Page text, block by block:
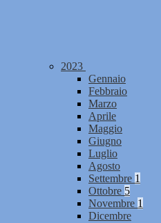
2023
Gennaio
Febbraio
Marzo
Aprile
Maggio
Giugno
Luglio
Agosto
Settembre 1
Ottobre 5
Novembre 1
Dicembre